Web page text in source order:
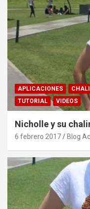
APLICACIONES
TUTORIAL
VIDEOS
Nicholle y su
6 febrero 2017 Blog